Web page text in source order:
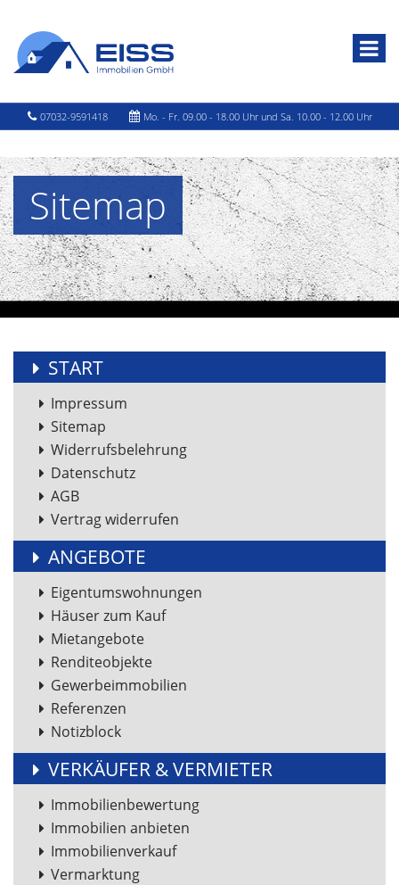
07032-9591418 Mo. - Fr. 09.00 - 18.00 Uhr und Sa. 10.00 - 12.00 Uhr
Sitemap
START
Impressum
Sitemap
Widerrufsbelehrung
Datenschutz
AGB
Vertrag widerrufen
ANGEBOTE
Eigentumswohnungen
Häuser zum Kauf
Mietangebote
Renditeobjekte
Gewerbeimmobilien
Referenzen
Notizblock
VERKÄUFER & VERMIETER
Immobilienbewertung
Immobilien anbieten
Immobilienverkauf
Vermarktung